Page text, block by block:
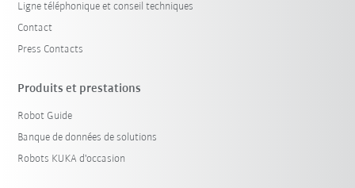
Ligne téléphonique et conseil techniques
Contact
Press Contacts
Produits et prestations
Robot Guide
Banque de données de solutions
Robots KUKA d'occasion